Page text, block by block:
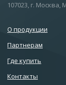
107023, г. Москва,
О продукции
Партнерам
Где купить
Контакты